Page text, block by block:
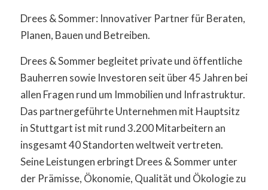
Drees & Sommer: Innovativer Partner für Beraten,
Planen, Bauen und Betreiben.
Drees & Sommer begleitet private und öffentliche
Bauherren sowie Investoren seit über 45 Jahren bei
allen Fragen rund um Immobilien und Infrastruktur.
Das partnergeführte Unternehmen mit Hauptsitz
in Stuttgart ist mit rund 3.200 Mitarbeitern an
insgesamt 40 Standorten weltweit vertreten.
Seine Leistungen erbringt Drees & Sommer unter
der Prämisse, Ökonomie, Qualität und Ökologie zu